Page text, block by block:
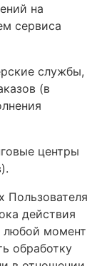
на
сервиса
службы,
(в
центры
Пользователя
действия
любой момент
обработку